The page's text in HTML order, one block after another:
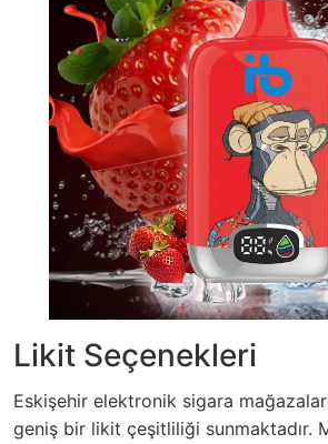
Likit Seçenekleri
Eskişehir elektronik sigara
geniş bir likit çeşitliliği sunmaktadır.